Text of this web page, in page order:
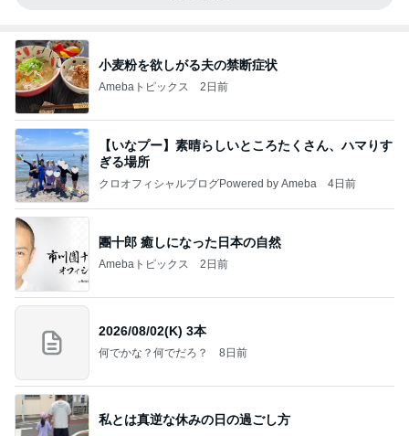
小麦粉を欲しがる夫の禁断症状
Amebaトピックス 2日前
【いなプー】素晴らしいところたくさん、ハマりす
ぎる場所
クロオフィシャルブログPowered by Ameba 4日前
團十郎 癒しになった日本の自然
Amebaトピックス 2日前
2026/08/02(K) 3本
何でかな？何でだろ？ 8日前
私とは真逆な休みの日の過ごし方